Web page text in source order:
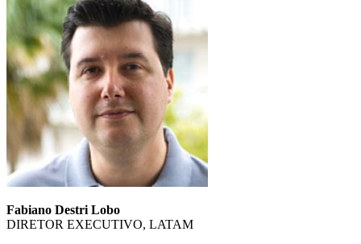
Fabiano Destri Lobo
DIRETOR EXECUTIVO, LATAM